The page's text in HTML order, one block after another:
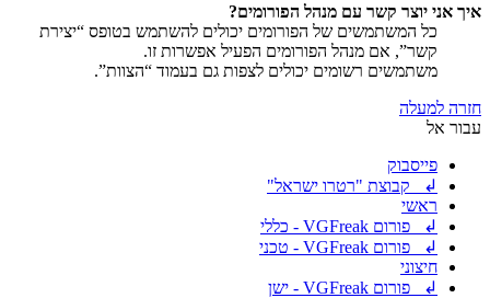
איך אני יוצר קשר עם מנהל הפורומים?
כל המשתמשים של הפורומים יכולים להשתמש בטופס “יצירת
קשר”, אם מנהל הפורומים הפעיל אפשרות זו.
משתמשים רשומים יכולים לצפות גם בעמוד “הצוות”.
חזרה למעלה
עבור אל
פייסבוק
↲ קבוצת "רטרו ישראל"
ראשי
↲ פורום VGFreak - כללי
↲ פורום VGFreak - טכני
חיצוני
↲ פורום VGFreak - ישן